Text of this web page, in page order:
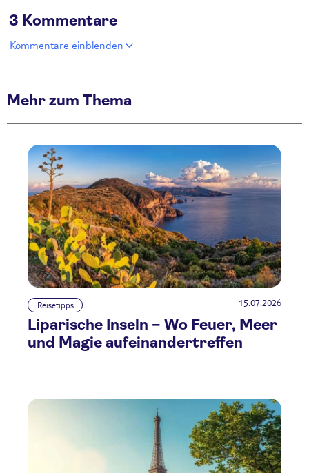
3 Kommentare
Kommentare einblenden
Mehr zum Thema
Reisetipps 15.07.2026
Liparische Inseln – Wo Feuer, Meer
und Magie aufeinandertreffen